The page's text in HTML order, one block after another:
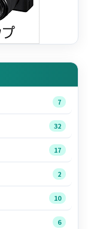
7
32
17
2
10
6